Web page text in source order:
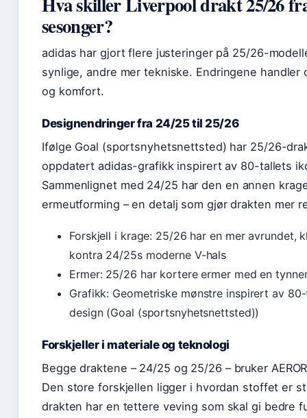
sesonger?
adidas har gjort flere justeringer på 25/26-
synlige, andre mer tekniske. Endringene handler
og komfort.
Designendringer fra 24/25 til 25/26
Ifølge Goal (sportsnyhetsnettsted) har 25/26-
oppdatert adidas-grafikk inspirert av 80-tallets
Sammenlignet med 24/25 har den en annen
ermeutforming – en detalj som gjør drakten mer
Forskjell i krage: 25/26 har en mer avrundet,
kontra 24/25s moderne V-hals
Ermer: 25/26 har kortere ermer med en
Grafikk: Geometriske mønstre inspirert av
design (Goal (sportsnyhetsnettsted))
Forskjeller i materiale og teknologi
Begge draktene – 24/25 og 25/26 – bruker
Den store forskjellen ligger i hvordan stoffet er
drakten har en tettere veving som skal gi bedre